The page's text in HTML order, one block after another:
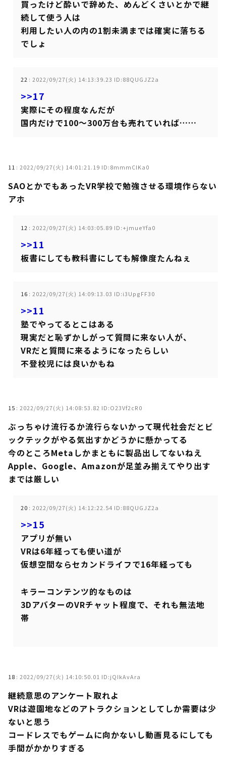
買ったけど酔いで辞めた、めんどくさいとかで継
続して使う人は
利用したい人の内の1割未満までは確実に落ちる
でしょ
22 : 2022/09/27(火) 14:13:39.23 ID:88QUGJZ2a
>>17
実際にその程度なんだが
国内だけで100～300万台も売れていれば……
11 : 2022/09/27(火) 14:01:21.19 ID:8mmmClKa0
SAOとかでもあったVR学校で勉強させる環境作らない
アホ
12 : 2022/09/27(火) 14:03:05.89 ID:+jmueYfa0
>>11
板書にしても教科書にしても解像度たんねぇ
16 : 2022/09/27(火) 14:09:13.03 ID:i3UpgFF30
>>11
塾でやってるとこはある
現実だと恥ずかしがって質問に来ない人が、
VRだと質問に来るようになったらしい
不登校児には良いかもね
15 : 2022/09/27(火) 14:08:53.82 ID:O23Vf2cR0
ぶっちゃけ流行るか流行らないかって現代社会だとビ
ックテックがやる気出すかどうかに懸かってる
今のところMetaしかまともに製品出してないねえ
Apple、Google、Amazonが足並み揃えてやり出す
までは厳しい
20 : 2022/09/27(火) 14:12:22.54 ID:88QUGJZ2a
>>15
アプリが無い
VRは6年経っても使い道が
仮想空間ならセカンドライフで16年経っても
キラーコンテンツ的なものは
3DアバターのVRチャット程度で、それも無法地
帯
18 : 2022/09/27(火) 14:10:50.01 ID:jQIkAvAra
継続意思のアンケート取れよ
VRは遊園地などのアトラクションとしてしか需要は少
ないと思う
コードレスでもゲームに向かないし動画見るにしても
手間がかかりすぎる